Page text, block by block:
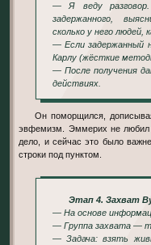
— Я веду разговор.
задержанного,
сколько у него людей,
— Если задержанный
Карлу (жёсткие
— После получения
действиях.
Он поморщился, дописывая вторую часть. Жёсткие методы — это
эвфемизм. Эммерих не любил
дело, и сейчас это было
строки под пунктом.
Этап 4. Захват
— На основе
— Группа захвата —
— Задача: взять